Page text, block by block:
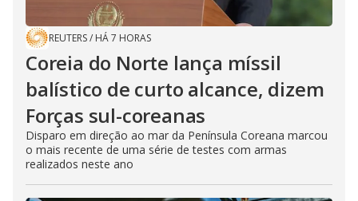
REUTERS/ HÁ 7 HORAS
Coreia do Norte lança míssil
balístico de curto alcance, dizem
Forças sul-coreanas
Disparo em direção ao mar da Península Coreana marcou
o mais recente de uma série de testes com armas
realizados neste ano